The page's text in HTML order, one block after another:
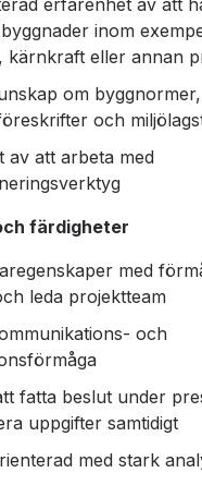
erfarenhet av att
inom
kärnkraft eller annan
om byggnormer,
och
av att arbeta med
färdigheter
med
leda projektteam
och
fatta beslut under
uppgifter samtidigt
med stark